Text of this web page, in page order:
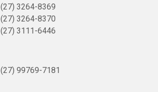
(27) 3264-8369
(27) 3264-8370
(27) 3111-6446
(27) 99769-7181